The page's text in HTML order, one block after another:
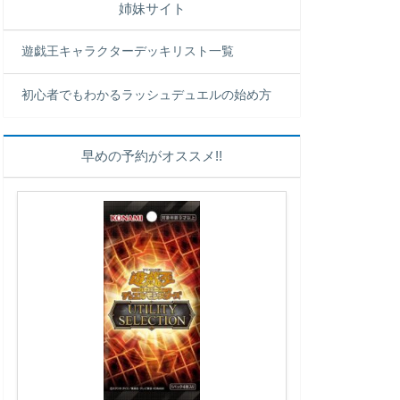
姉妹サイト
遊戯王キャラクターデッキリスト一覧
初心者でもわかるラッシュデュエルの始め方
早めの予約がオススメ!!